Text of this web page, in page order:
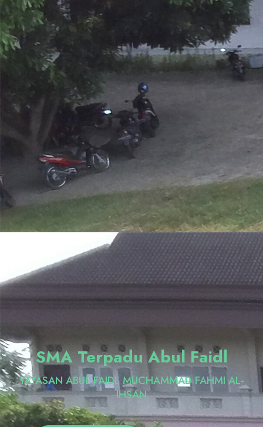
SMA Terpadu Abul Faidl
YAYASAN ABUL FAIDL MUCHAMMAD FAHMI AL-
IHSAN